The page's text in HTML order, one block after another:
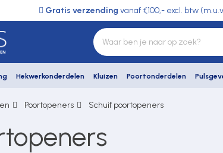
Gratis verzending vanaf €100,- excl. btw
Hekwerkonderdelen Kluizen Poortonderdelen
Poortopeners Schuif poortopeners